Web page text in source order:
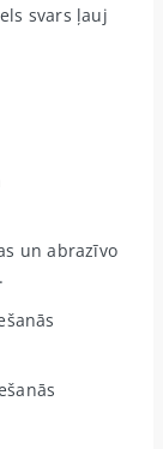
svars ļauj
un abrazīvo